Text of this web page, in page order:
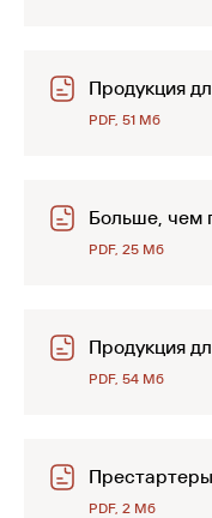
Продукция
PDF, 51 Мб
Больше, чем
PDF, 25 Мб
Продукция
PDF, 54 Мб
PDF, 2 Мб